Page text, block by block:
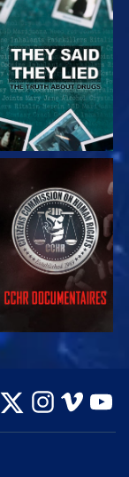
KIJK
KIJK
VERKEN DE SERIE